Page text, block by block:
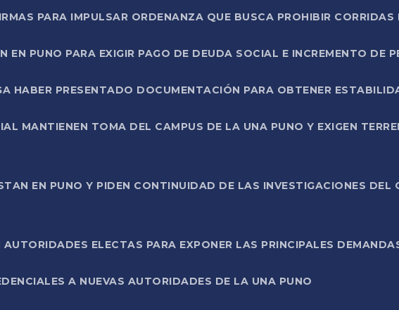
PARA IMPULSAR ORDENANZA QUE BUSCA PROHIBIR
EN PUNO PARA EXIGIR PAGO DE DEUDA SOCIAL E INCREMENTO DE
HABER PRESENTADO DOCUMENTACIÓN PARA OBTENER
MANTIENEN TOMA DEL CAMPUS DE LA UNA PUNO Y EXIGEN
EN PUNO Y PIDEN CONTINUIDAD DE LAS INVESTIGACIONES DEL
ELECTAS PARA EXPONER LAS PRINCIPALES
A NUEVAS AUTORIDADES DE LA UNA PUNO